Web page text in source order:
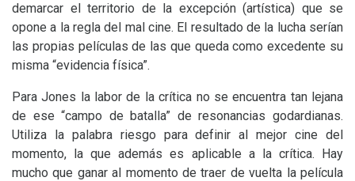
demarcar el territorio de la excepción (artística) que se
opone a la regla del mal cine. El resultado de la lucha serían
las propias películas de las que queda como excedente su
misma “evidencia física”.
Para Jones la labor de la crítica no se encuentra tan lejana
de ese “campo de batalla” de resonancias godardianas.
Utiliza la palabra riesgo para definir al mejor cine del
momento, la que además es aplicable a la crítica. Hay
mucho que ganar al momento de traer de vuelta la película